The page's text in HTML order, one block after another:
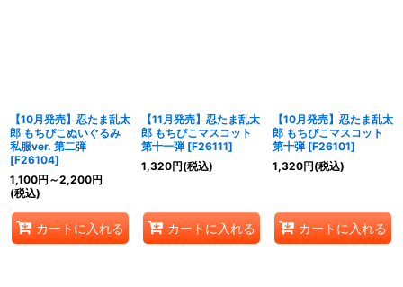
【10月発売】忍たま乱太
郎 もちぴこぬいぐるみ
私服ver. 第二弾
[F26104]
1,100円 ～2,200円
(税込)
カートに入れる
【11月発売】忍たま乱太
郎 もちぴこマスコット
第十一弾 [F26111]
1,320円(税込)
カートに入れる
【10月発売】忍たま乱太
郎 もちぴこマスコット
第十弾 [F26101]
1,320円(税込)
カートに入れる